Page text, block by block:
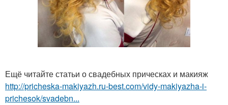
Ещё читайте статьи о свадебных прическах и макияж
http://pricheska-makiyazh.ru-best.com/vidy-makiyazha-i-
prichesok/svadebn...